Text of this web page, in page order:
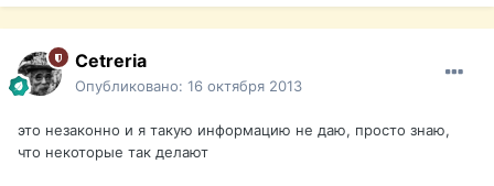
Cetreria
Опубликовано: 16 октября 2013
это незаконно и я такую информацию не даю, просто знаю,
что некоторые так делают